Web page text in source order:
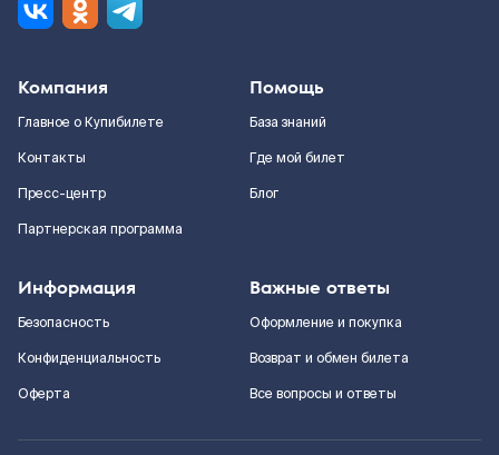
Компания
Главное о Купибилете
Контакты
Пресс-центр
Партнерская программа
Помощь
База знаний
Где мой билет
Блог
Информация
Безопасность
Конфиденциальность
Оферта
Важные ответы
Оформление и покупка
Возврат и обмен билета
Все вопросы и ответы